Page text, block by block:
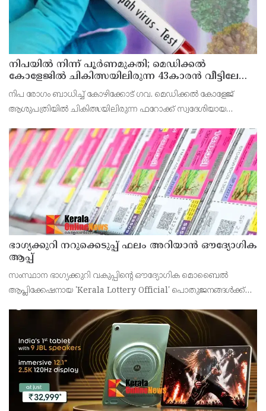
നിപയിൽ നിന്ന് പൂർണമുക്തി; മെഡിക്കൽ
കോളേജിൽ ചികിത്സയിലിരുന്ന 43കാരൻ വീട്ടിലേക്ക്
മടങ്ങി
നിപ രോഗം ബാധിച്ച് കോഴിക്കോട് ഗവ. മെഡിക്കൽ കോളേജ്
ആശുപത്രിയിൽ ചികിത്സയിലിരുന്ന ഫറോക്ക് സ്വദേശിയായ
ഭാഗ്യക്കുറി നറുക്കെടുപ്പ് ഫലം അറിയാൻ ഔദ്യോഗിക
ആപ്പ്
സംസ്ഥാന ഭാഗ്യക്കുറി വകുപ്പിന്റെ ഔദ്യോഗിക മൊബൈൽ
ആപ്ലിക്കേഷനായ 'Kerala Lottery Official' പൊതുജനങ്ങൾക്ക്
അഞ്ജു കെ എസ് അറിയിച്ചു.